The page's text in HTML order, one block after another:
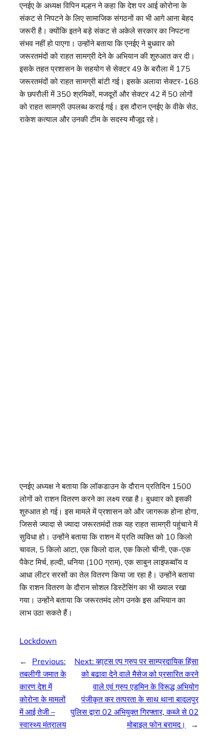
एनईए के अध्यक्ष विपिन मल्हन ने कहा कि देश पर आई कोरोना के
संकट से निपटने के लिए सामाजिक संगठनों का भी आगे आना बेहद
जरूरी है। क्योंकि इतने बड़े संकट से अकेले सरकार का निपटना
संभव नहीं हो पाएगा। उन्होंने बताया कि एनईए ने बुधवार को
जरूरतमंदों को राहत सामग्री देने के अभियान की शुरुआत कर दी।
इसके तहत प्रशासन के सहयोग से सेक्टर 49 के बरौला में 175
जरूरतमंदों को राहत सामग्री बांटी गई। इसके अलावा सेक्टर-168
के छपरौली में 350 श्रमिकों, मजदूरों और सेक्टर 42 में 50 लोगों
को राहत सामग्री उपलब्ध कराई गई। इस दौरान एनईए के वीके सेठ,
राकेश कत्याल और उनकी टीम के सदस्य मौजूद रहे।
एनईए अध्यक्ष ने बताया कि लॉकडाउन के दौरान प्रतिदिन 1500
लोगों को राशन वितरण करने का लक्ष्य रखा है। बुधवार को इसकी
शुरुआत हो गई। इस मामले में प्रशासन को और जागरूक होना होगा,
जिससे ज्यादा से ज्यादा जरूरतमंदों तक यह राहत सामग्री पहुंचाने में
सुविधा हो। उन्होंने बताया कि राशन में प्रति व्यक्ति को 10 किलो
चावल, 5 किलो आटा, एक किलो दाल, एक किलो चीनी, एक-एक
पैकेट मिर्च, हल्दी, धनिया (100 ग्राम), एक साबुन लाइफब्वॉय व
आधा लीटर सरसों का तेल वितरण किया जा रहा है। उन्होंने बताया
कि राशन वितरण के दौरान सोशल डिस्टेंसिंग का भी ख्याल रखा
गया। उन्होंने बताया कि जरूरतमंद लोग उनके इस अभियान का
लाभ उठा सकते हैं।
Lockdown
←
Previous:
तबलीगी जमात के
कारण देश में
कोरोना के मामलों
में आई तेजी –
स्वास्थ्य मंत्रालय
Next:व्हाट्स एप ग्रुप पर साम्प्रदायिक हिंसा
को बढावा देने वाले मैसेज को प्रसारित करने
वाले एवं ग्रुप एडमिन के विरूद्ध अभियोग
पंजीकृत कर तत्परता के साथ थाना बादलपुर
पुलिस द्वारा 02 अभियुक्त गिरफ्तार, कब्जे से 02
मोबाइल फोन बरामद।
→